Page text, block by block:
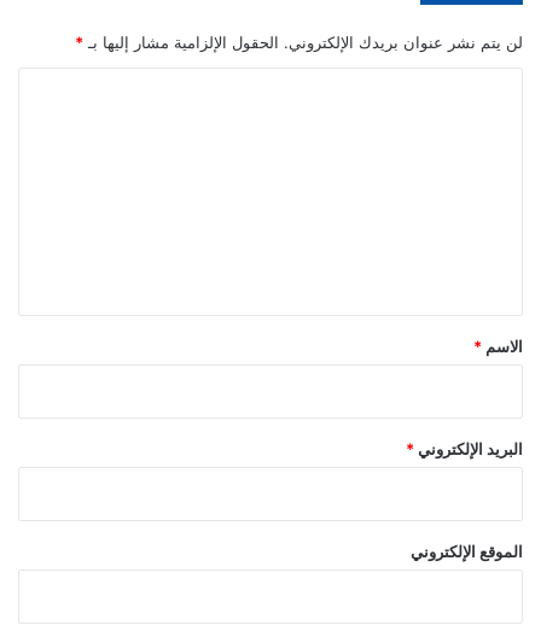
لن يتم نشر عنوان بريدك الإلكتروني. الحقول الإلزامية مشار إليها بـ *
*
الاسم *
البريد الإلكتروني *
الموقع الإلكتروني